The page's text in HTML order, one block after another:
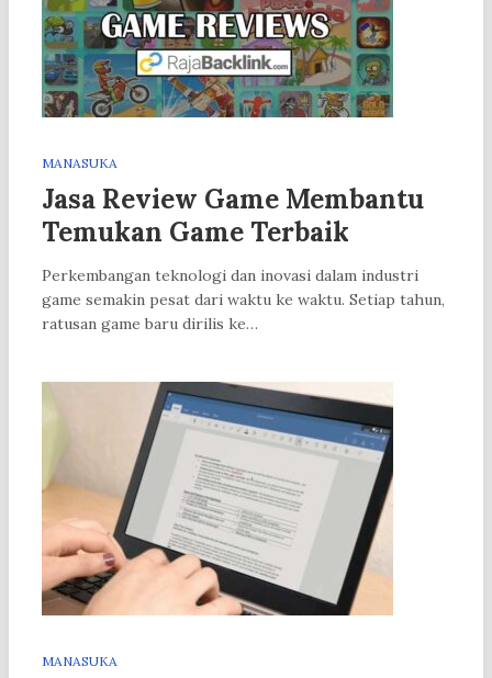
MANASUKA
Jasa Review Game Membantu
Temukan Game Terbaik
Perkembangan teknologi dan inovasi dalam industri
game semakin pesat dari waktu ke waktu. Setiap tahun,
ratusan game baru dirilis ke…
MANASUKA